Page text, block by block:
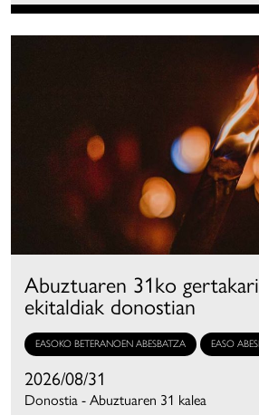
Abuztuaren 31ko
ekitaldiak donostian
EASOKO BETERANOEN ABESBATZA EASO
2026/08/31
Donostia - Abuztuaren 31 kalea